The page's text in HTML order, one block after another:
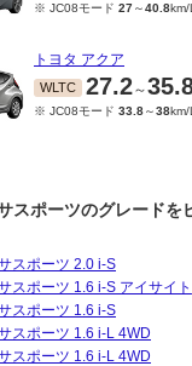
L
2017/10～2018/10
JC08 15.8
※ JC08モード 27～40.8km/L
トヨタ アクア
WLTC 27.2～
※ JC08モード 33.8～38km/L
スポーツのグレードを
スポーツ 2.0 i-S
スポーツ 1.6 i-S アイサイト
スポーツ 1.6 i-S
スポーツ 1.6 i-L 4WD
スポーツ 1.6 i-L 4WD